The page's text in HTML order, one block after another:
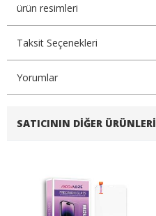
ürün resimleri
Taksit Seçenekleri
Yorumlar
SATICININ DIĞER ÜRÜNLERI